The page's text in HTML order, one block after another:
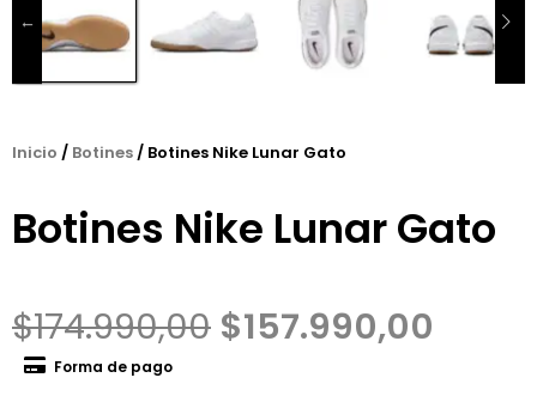
Inicio / Botines/ Botines Nike Lunar Gato
Botines Nike Lunar Gato
$174.990,00 $157.990,00
Forma de pago